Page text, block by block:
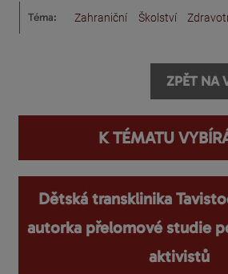
Téma: Zahraniční Školství
ZPĚT NA
K TÉMATU
Dětská transklinika
autorka přelomové studie
aktivistů